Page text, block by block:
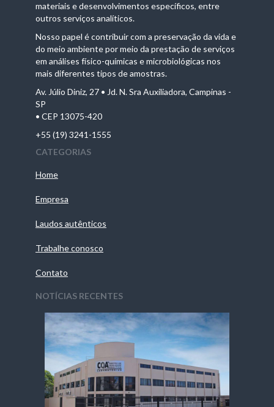
materiais e desenvolvimentos específicos, entre
outros serviços analíticos.
Nosso papel é contribuir com a preservação da vida e
do meio ambiente por meio da prestação de serviços
em análises físico-químicas e microbiológicas nos
mais diferentes tipos de amostras.
Av. Júlio Diniz, 27 • Jd. N. Sra Auxiliadora, Campinas -
SP
• CEP 13075-420
+55 (19) 3241-1555
CATEGORIAS
Home
Empresa
Laudos autênticos
Trabalhe conosco
Contato
NOTÍCIAS RECENTES